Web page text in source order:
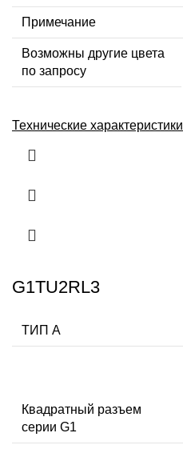
Примечание
Возможны другие цвета
по запросу
Технические характеристики
G1TU2RL3
ТИП А
Квадратный разъем
серии G1